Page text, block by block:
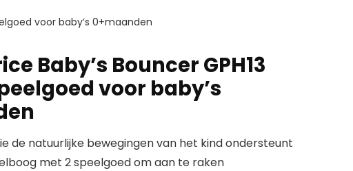
voor baby’s 0+maanden
Baby’s Bouncer GPH13
voor baby’s
de natuurlijke bewegingen van het kind ondersteunt
met 2 speelgoed om aan te raken